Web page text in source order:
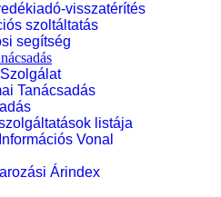
visszatérítés
szoltáltatás
segítség
Tanácsadás
listája
Vonal
Árindex